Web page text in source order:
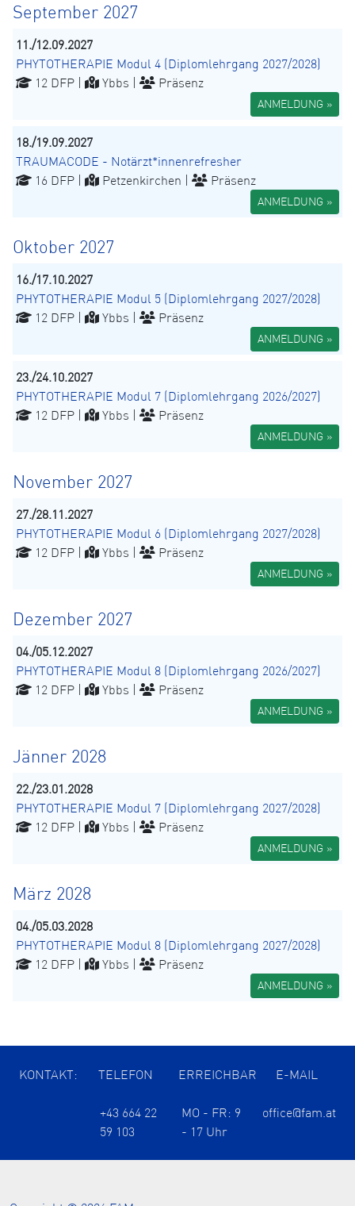
September 2027
11./12.09.2027
PHYTOTHERAPIE Modul 4 (Diplomlehrgang 2027/2028)
12 DFP |
Ybbs | Präsenz
ANMELDUNG »
18./19.09.2027
TRAUMACODE - Notärzt*innenrefresher
16 DFP |
Petzenkirchen | Präsenz
ANMELDUNG »
Oktober 2027
16./17.10.2027
PHYTOTHERAPIE Modul 5 (Diplomlehrgang 2027/2028)
12 DFP |
Ybbs | Präsenz
ANMELDUNG »
23./24.10.2027
PHYTOTHERAPIE Modul 7 (Diplomlehrgang 2026/2027)
12 DFP |
Ybbs | Präsenz
ANMELDUNG »
November 2027
27./28.11.2027
PHYTOTHERAPIE Modul 6 (Diplomlehrgang 2027/2028)
12 DFP |
Ybbs | Präsenz
ANMELDUNG »
Dezember 2027
04./05.12.2027
PHYTOTHERAPIE Modul 8 (Diplomlehrgang 2026/2027)
12 DFP |
Ybbs | Präsenz
ANMELDUNG »
Jänner 2028
22./23.01.2028
PHYTOTHERAPIE Modul 7 (Diplomlehrgang 2027/2028)
12 DFP |
Ybbs | Präsenz
ANMELDUNG »
März 2028
04./05.03.2028
PHYTOTHERAPIE Modul 8 (Diplomlehrgang 2027/2028)
12 DFP |
Ybbs | Präsenz
ANMELDUNG »
KONTAKT: TELEFON ERREICHBAR E-MAIL
+43 664 22
59 103
MO - FR: 9
- 17 Uhr
office@fam.at